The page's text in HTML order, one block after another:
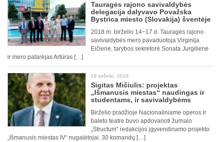
Tauragės rajono savivaldybės
delegacija dalyvavo Považska
Bystrica miesto (Slovakija) šventėje
2018 m. birželio 14−17 d. Tauragės rajono
savivaldybės mero pavaduotoja Virginija
Eičienė, tarybos sekretorė Sonata Jurgilienė
ir mero patarėjas Artūras […]
19 birželio, 2018
Sigitas Mičiulis: projektas
„Išmanusis miestas“ naudingas ir
studentams, ir savivaldybėms
Birželio pradžioje Nacionaliniame operos ir
baleto teatre buvo apdovanoti žurnalo
„Structum“ redakcijos įgyvendinamo projekto
„Išmanusis miestas IV“ nugalėtojai. 30 komandų […]